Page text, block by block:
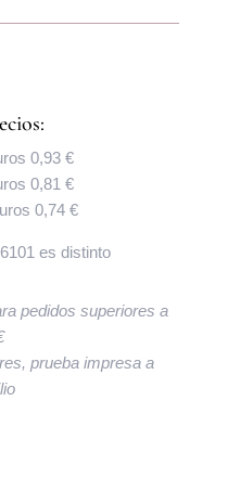
0,93 €
0,81 €
0,74 €
es distinto
pedidos superiores a
prueba impresa a